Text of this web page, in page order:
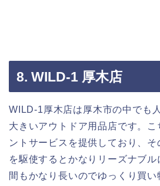
8. WILD-1 厚木店
WILD-1厚木店は厚木市の中でも
大きいアウトドア用品店です。こ
ントサービスを提供しており、そ
を駆使するとかなりリーズナブ
間もかなり長いのでゆっくり買い